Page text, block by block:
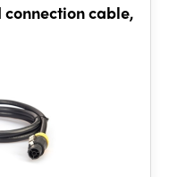
connection cable,